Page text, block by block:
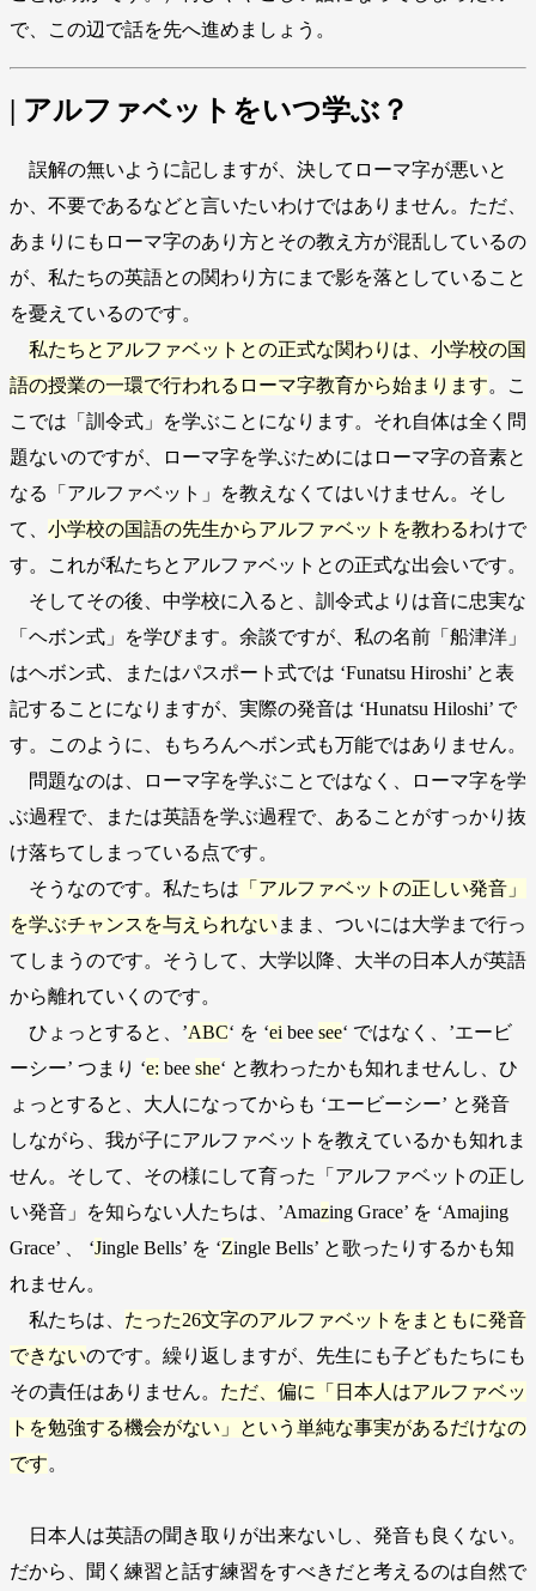
で、この辺で話を先へ進めましょう。
| アルファベットをいつ学ぶ？
誤解の無いように記しますが、決してローマ字が悪いと
か、不要であるなどと言いたいわけではありません。ただ、
あまりにもローマ字のあり方とその教え方が混乱しているの
が、私たちの英語との関わり方にまで影を落としていること
を憂えているのです。
私たちとアルファベットとの正式な関わりは、小学校の国
語の授業の一環で行われるローマ字教育から始まります。こ
こでは「訓令式」を学ぶことになります。それ自体は全く問
題ないのですが、ローマ字を学ぶためにはローマ字の音素と
なる「アルファベット」を教えなくてはいけません。そし
て、 小学校の国語の先生からアルファベットを教わるわけで
す。これが私たちとアルファベットとの正式な出会いです。
そしてその後、中学校に入ると、訓令式よりは音に忠実な
「ヘボン式」を学びます。余談ですが、私の名前「船津洋」
はヘボン式、またはパスポート式では ‘Funatsu Hiroshi’ と表
記することになりますが、実際の発音は ‘Hunatsu Hiloshi’ で
す。このように、もちろんヘボン式も万能ではありません。
問題なのは、ローマ字を学ぶことではなく、ローマ字を学
ぶ過程で、または英語を学ぶ過程で、あることがすっかり抜
け落ちてしまっている点です。
そうなのです。私たちは 「アルファベットの正しい発音」
を学ぶチャンスを与えられない まま、ついには大学まで行っ
てしまうのです。そうして、大学以降、大半の日本人が英語
から離れていくのです。
ひょっとすると、’ABC‘ を ‘ei bee see‘ ではなく、’エービ
ーシー’ つまり ‘e: bee she‘ と教わったかも知れませんし、ひ
ょっとすると、大人になってからも ‘エービーシー’ と発音
しながら、我が子にアルファベットを教えているかも知れま
せん。そして、その様にして育った「アルファベットの正し
い発音」を知らない人たちは、’Amazing Grace’ を ‘Amajing
Grace’ 、 ‘Jingle Bells’ を ‘Zingle Bells’ と歌ったりするかも知
れません。
私たちは、 たった26文字のアルファベットをまともに発音
できないのです。繰り返しますが、先生にも子どもたちにも
その責任はありません。 ただ、偏に「日本人はアルファベッ
トを勉強する機会がない」という単純な事実があるだけなの
です。
日本人は英語の聞き取りが出来ないし、発音も良くない。
だから、聞く練習と話す練習をすべきだと考えるのは自然で